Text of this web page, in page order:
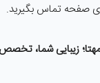
صفحه تماس بگیرید.
زیبایی شما،